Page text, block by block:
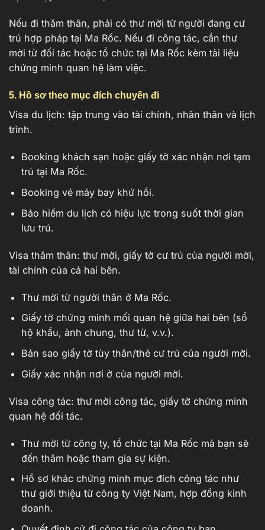
Nếu đi thăm thân, phải có thư mời từ người đang cư
trú hợp pháp tại Ma Rốc. Nếu đi công tác, cần thư
mời từ đối tác hoặc tổ chức tại Ma Rốc kèm tài liệu
chứng minh quan hệ làm việc.
5. Hồ sơ theo mục đích chuyến đi
Visa du lịch: tập trung vào tài chính, nhân thân và lịch
trình.
Booking khách sạn hoặc giấy tờ xác nhận nơi tạm
trú tại Ma Rốc.
Booking vé máy bay khứ hồi.
Bảo hiểm du lịch có hiệu lực trong suốt thời gian
lưu trú.
Visa thăm thân: thư mời, giấy tờ cư trú của người mời,
tài chính của cả hai bên.
Thư mời từ người thân ở Ma Rốc.
Giấy tờ chứng minh mối quan hệ giữa hai bên (sổ
hộ khẩu, ảnh chung, thư từ, v.v.).
Bản sao giấy tờ tùy thân/thẻ cư trú của người mời.
Giấy xác nhận nơi ở của người mời.
Visa công tác: thư mời công tác, giấy tờ chứng minh
quan hệ đối tác.
Thư mời từ công ty, tổ chức tại Ma Rốc mà bạn sẽ
đến thăm hoặc tham gia sự kiện.
Hồ sơ khác chứng minh mục đích công tác như
thư giới thiệu từ công ty Việt Nam, hợp đồng kinh
doanh.